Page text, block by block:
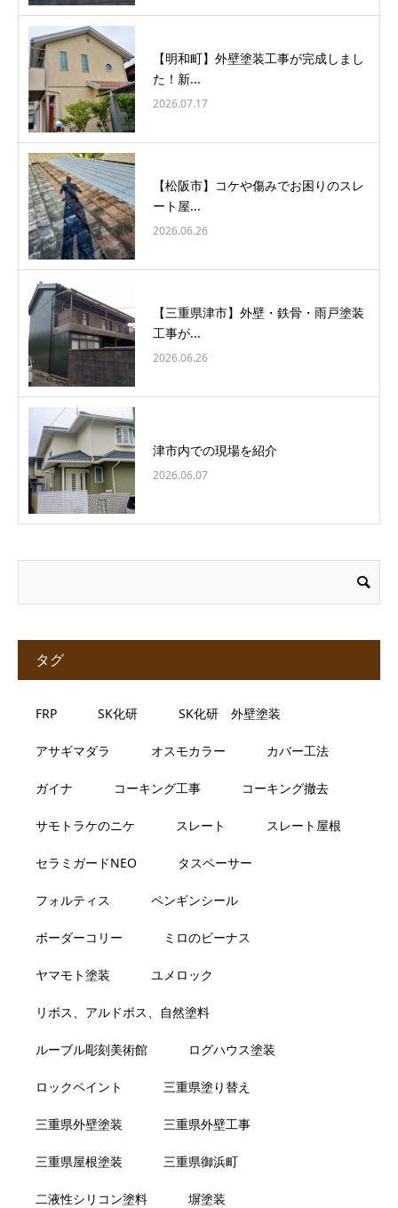
【明和町】外壁塗装工事が完成しまし
た！新...
2026.07.17
【松阪市】コケや傷みでお困りのスレ
ート屋...
2026.06.26
【三重県津市】外壁・鉄骨・雨戸塗装
工事が...
2026.06.26
津市内での現場を紹介
2026.06.07
タグ
FRP SK化研 SK化研 外壁塗装
アサギマダラ オスモカラー カバー工法
ガイナ コーキング工事 コーキング撤去
サモトラケのニケ スレート スレート屋根
セラミガードNEO タスペーサー
フォルティス ペンギンシール
ボーダーコリー ミロのビーナス
ヤマモト塗装 ユメロック
リボス、アルドボス、自然塗料
ルーブル彫刻美術館 ログハウス塗装
ロックペイント 三重県塗り替え
三重県外壁塗装 三重県外壁工事
三重県屋根塗装 三重県御浜町
二液性シリコン塗料 塀塗装